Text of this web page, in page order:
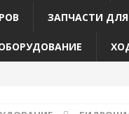
ЗАПЧАСТИ